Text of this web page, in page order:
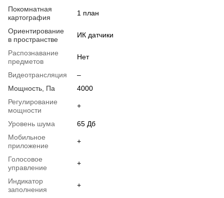
Покомнатная
картография
1 план
Ориентирование
в пространстве
ИК датчики
Распознавание
предметов
Нет
Видеотрансляция
–
Мощность, Па
4000
Регулирование
мощности
+
Уровень шума
65 Дб
Мобильное
приложение
+
Голосовое
управление
+
Индикатор
заполнения
+